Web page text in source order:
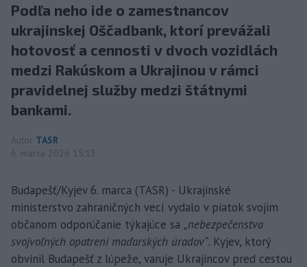
Podľa neho ide o zamestnancov
ukrajinskej Oščadbank, ktorí prevážali
hotovosť a cennosti v dvoch vozidlách
medzi Rakúskom a Ukrajinou v rámci
pravidelnej služby medzi štátnymi
bankami.
Autor TASR
6. marca 2026 15:13
Budapešť/Kyjev 6. marca (TASR) - Ukrajinské
ministerstvo zahraničných vecí vydalo v piatok svojim
občanom odporúčanie týkajúce sa „nebezpečenstva
svojvoľných opatrení maďarských úradov“. Kyjev, ktorý
obvinil Budapešť z lúpeže, varuje Ukrajincov pred cestou